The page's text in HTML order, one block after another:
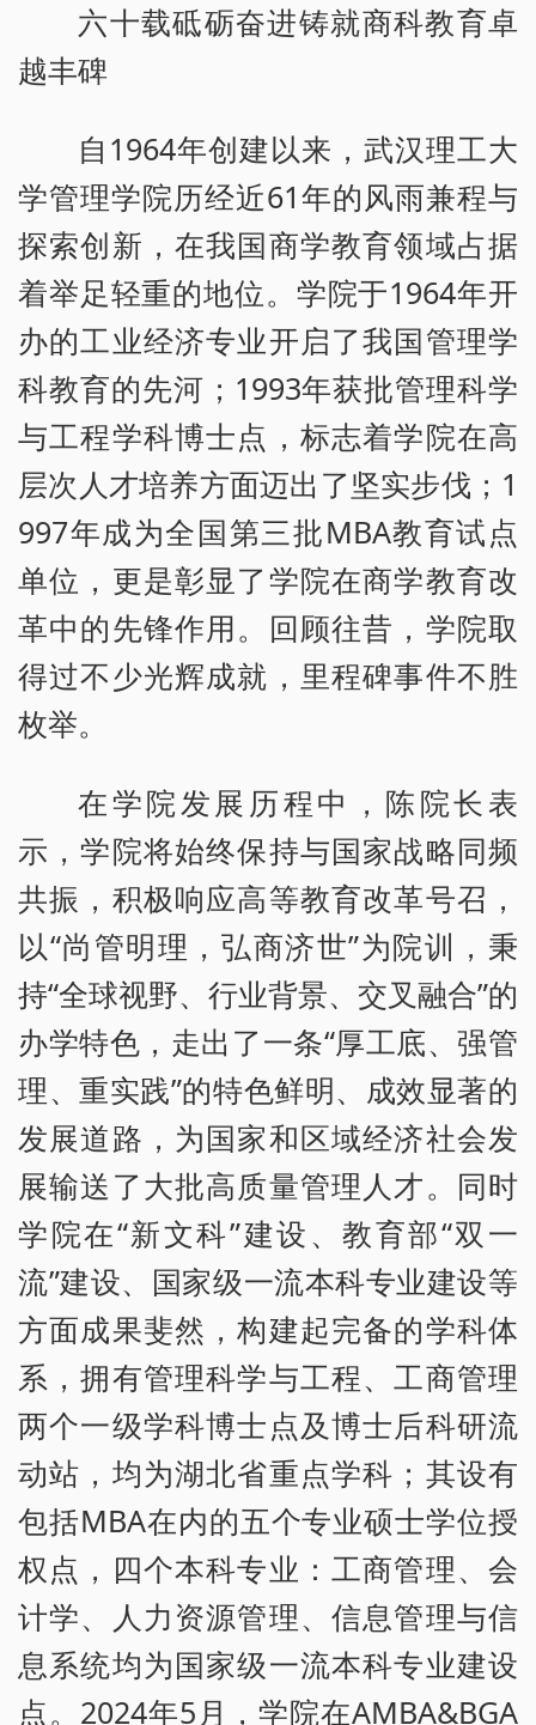
六十载砥砺奋进铸就商科教育卓
越丰碑
自1964年创建以来，武汉理工大
学管理学院历经近61年的风雨兼程与
探索创新，在我国商学教育领域占据
着举足轻重的地位。学院于1964年开
办的工业经济专业开启了我国管理学
科教育的先河；1993年获批管理科学
与工程学科博士点，标志着学院在高
层次人才培养方面迈出了坚实步伐；1
997年成为全国第三批MBA教育试点
单位，更是彰显了学院在商学教育改
革中的先锋作用。回顾往昔，学院取
得过不少光辉成就，里程碑事件不胜
枚举。
在学院发展历程中，陈院长表
示，学院将始终保持与国家战略同频
共振，积极响应高等教育改革号召，
以“尚管明理，弘商济世”为院训，秉
持“全球视野、行业背景、交叉融合”的
办学特色，走出了一条“厚工底、强管
理、重实践”的特色鲜明、成效显著的
发展道路，为国家和区域经济社会发
展输送了大批高质量管理人才。同时
学院在“新文科”建设、教育部“双一
流”建设、国家级一流本科专业建设等
方面成果斐然，构建起完备的学科体
系，拥有管理科学与工程、工商管理
两个一级学科博士点及博士后科研流
动站，均为湖北省重点学科；其设有
包括MBA在内的五个专业硕士学位授
权点，四个本科专业：工商管理、会
计学、人力资源管理、信息管理与信
息系统均为国家级一流本科专业建设
点。2024年5月，学院在AMBA&BGA